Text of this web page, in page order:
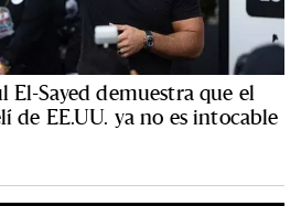
Sayed demuestra que el
de EE.UU. ya no es intocable